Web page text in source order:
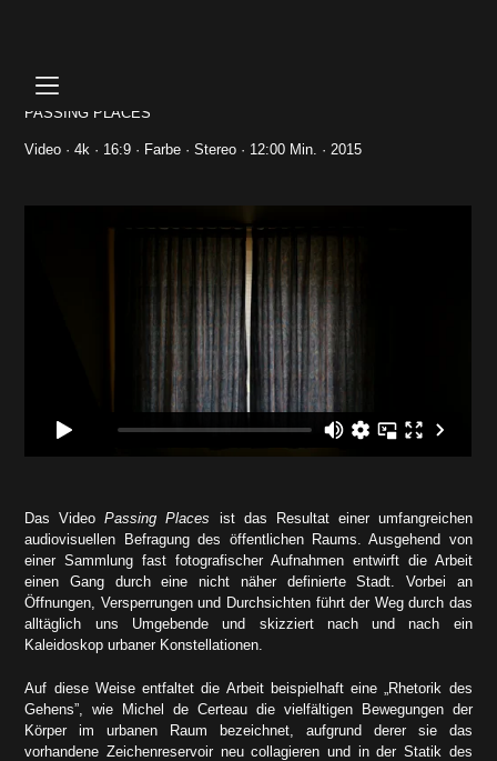
contentPASSING PLACES
Video · 4k · 16:9 · Farbe · Stereo · 12:00 Min. · 2015
Das VideoPassing Places ist das Resultat einer umfangreichen
audiovisuellen Befragung des öffentlichen Raums. Ausgehend von
einer Sammlung fast fotografischer Aufnahmen entwirft die Arbeit
einen Gang durch eine nicht näher definierte Stadt. Vorbei an
Öffnungen, Versperrungen und Durchsichten führt der Weg durch das
alltäglich uns Umgebende und skizziert nach und nach ein
Kaleidoskop urbaner Konstellationen.
Auf diese Weise entfaltet die Arbeit beispielhaft eine „Rhetorik des
Gehens”, wie Michel de Certeau die vielfältigen Bewegungen der
Körper im urbanen Raum bezeichnet, aufgrund derer sie das
vorhandene Zeichenreservoir neu collagieren und in der Statik des